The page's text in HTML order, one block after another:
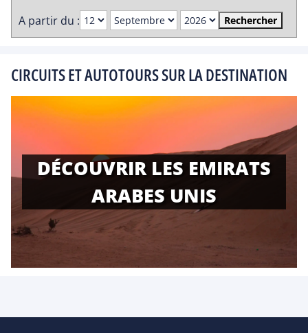
A partir du :
Rechercher
CIRCUITS ET AUTOTOURS SUR LA DESTINATION
DÉCOUVRIR LES EMIRATS
ARABES UNIS